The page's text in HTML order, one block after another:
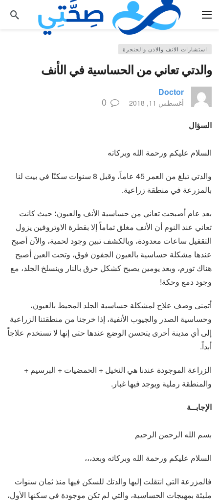
استشارات الانف والاذن والحنجرة
والدتي تعاني من الحساسية في الأنف
Doctor
أغسطس 11, 2018 0
السؤال
السلام عليكم ورحمة الله وبركاته
والدتي تبلغ من العمر 45 عاماً، وقبل 8 سنوات سكنّا في بيت لنا
بالمزرعة في منطقة زراعية.
بعد عام أصبحت تعاني من حساسية الأنف والعيون؛ حيث كانت
تعاني عند النوم أن الأنف مغلق تماماً إلا بقطرة الاوتروفين يزول
التقفيل ساعات معدودة، وبالكشف تبين وجود لحمية، والآن أصبح
عندها مشكلة حساسية بالعيون الجفون فوق، وتحت العين أصبح
هناك تورم، وبعد يومين يصبح كشكل حرق بالنار وينسلخ الجلد، مع
وجود دمع وحكة!
أتمنى وصف علاج لمشكلة حساسية الجلد المحيط بالعيون،
وحساسية الصدر والجيوب الأنفية، إذا خرجنا من منطقتنا الزراعية
إلى أي مدينة أخرى يتحسن الوضع عندها حتى إنها لا تستخدم علاجاً
أبداً.
الزراعة الموجودة عندنا هي النخيل + الحمضيات + البرسيم +
والمنطقة رملية ويوجد فيها غبار.
الإجابــة
بسم الله الرحمن الرحيم
السلام عليكم ورحمة الله وبركاته وبعد،،،
فالمزرعة التي انتقلت إليها والدتك للسكن فيها منذ ثمان سنوات
مليئة بمهيجات الحساسية، والتي لم تكن موجودة في سكنها الأول،